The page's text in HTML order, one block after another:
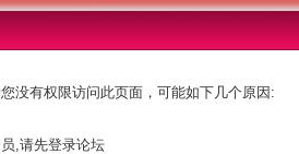
没有权限访问此页面，可能如下几个原因:
,请先登录论坛